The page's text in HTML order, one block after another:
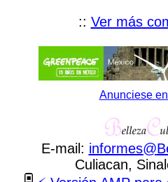
:: Ver más
Anunciese
E-mail: informes@
Culiacan,